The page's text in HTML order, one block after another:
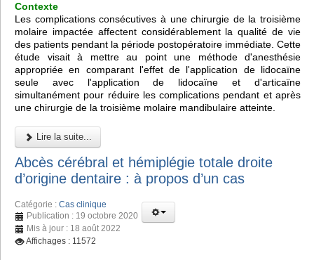
Contexte
Les complications consécutives à une chirurgie de la troisième
molaire impactée affectent considérablement la qualité de vie
des patients pendant la période postopératoire immédiate. Cette
étude visait à mettre au point une méthode d'anesthésie
appropriée en comparant l'effet de l'application de lidocaïne
seule avec l'application de lidocaïne et d'articaïne
simultanément pour réduire les complications pendant et après
une chirurgie de la troisième molaire mandibulaire atteinte.
Lire la suite...
Abcès cérébral et hémiplégie totale droite
d’origine dentaire : à propos d’un cas
Catégorie : Cas clinique
Publication : 19 octobre 2020
Mis à jour : 18 août 2022
Affichages : 11572